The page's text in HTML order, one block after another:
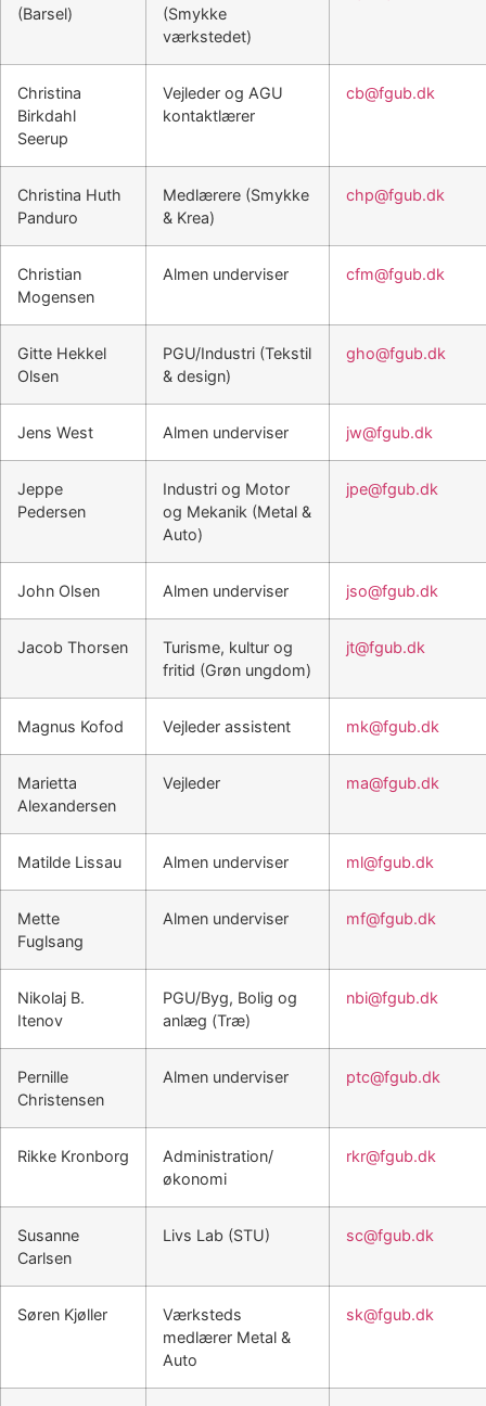
(Barsel)
(Smykke
værkstedet)
Christina
Birkdahl
Seerup
Vejleder og AGU
kontaktlærer
cb@fgub.dk
Christina Huth
Panduro
Medlærere (Smykke
& Krea)
chp@fgub.dk
Christian
Mogensen
Almen underviser cfm@fgub.dk
Gitte Hekkel
Olsen
PGU/Industri (Tekstil
& design)
gho@fgub.dk
Jens West Almen underviser jw@fgub.dk
Jeppe
Pedersen
Industri og Motor
og Mekanik (Metal &
Auto)
jpe@fgub.dk
John Olsen Almen underviser jso@fgub.dk
Jacob Thorsen
Turisme, kultur og
fritid (Grøn ungdom)
jt@fgub.dk
Magnus Kofod Vejleder assistent mk@fgub.dk
Marietta
Alexandersen
Vejleder ma@fgub.dk
Matilde Lissau Almen underviser ml@fgub.dk
Mette
Fuglsang
Almen underviser mf@fgub.dk
Nikolaj B.
Itenov
PGU/Byg, Bolig og
anlæg (Træ)
nbi@fgub.dk
Pernille
Christensen
Almen underviser ptc@fgub.dk
Rikke Kronborg
Administration/
økonomi
rkr@fgub.dk
Susanne
Carlsen
Livs Lab (STU) sc@fgub.dk
Søren Kjøller
Værksteds
medlærer Metal &
Auto
sk@fgub.dk